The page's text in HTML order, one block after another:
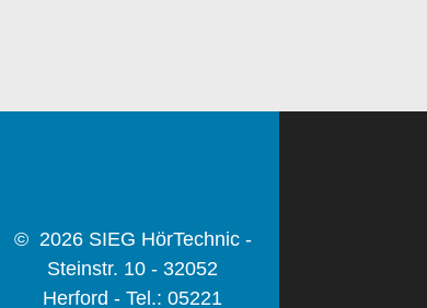
© 2026 SIEG HörTechnic -
Steinstr. 10 - 32052
Herford - Tel.: 05221